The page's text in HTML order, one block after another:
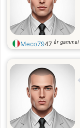
Meco7947 år gammal